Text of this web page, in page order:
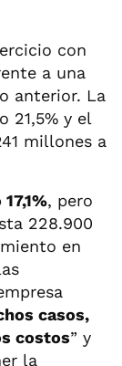
con
a una
anterior. La
21,5% y el
millones a
, pero
228.900
en
casos,
costos” y
la